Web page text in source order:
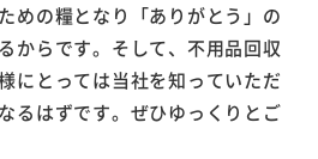
めの糧となり「ありがとう」の
からです。そして、不用品回収
にとっては当社を知っていただ
るはずです。ぜひゆっくりとご